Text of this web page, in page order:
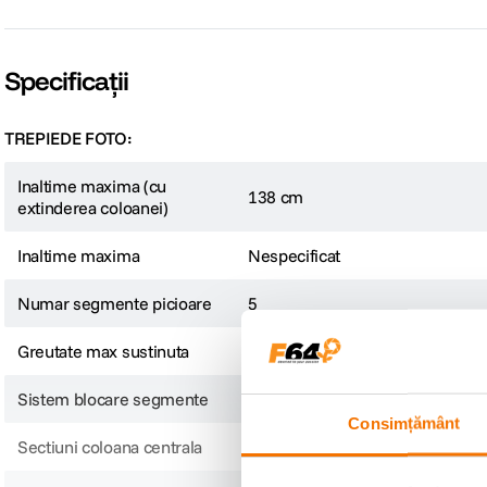
Consimțământ
Specificații
TREPIEDE FOTO:
Inaltime maxima (cu
extinderea coloanei)
138 cm
Inaltime maxima Nespecificat
Numar segmente picioare 5
Greutate max sustinuta Nespecificat
Sistem blocare segmente Nespecificat
Sectiuni coloana centrala